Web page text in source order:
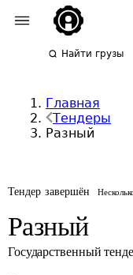
Найти грузы
Главная
Тендеры
Разный
Тендер завершён
Разный
Государственный